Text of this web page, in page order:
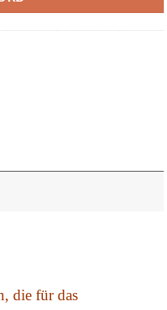
die für das